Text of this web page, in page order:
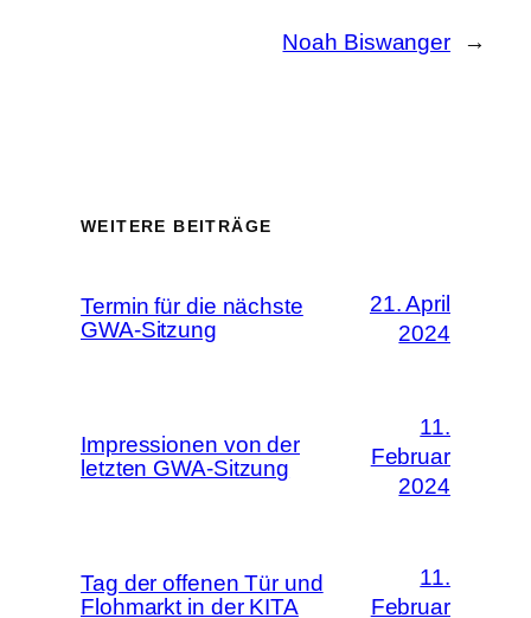
Noah Biswanger →
WEITERE BEITRÄGE
Termin für die nächste
GWA-Sitzung
21. April
2024
Impressionen von der
letzten GWA-Sitzung
11.
Februar
2024
Tag der offenen Tür und
Flohmarkt in der KITA
11.
Februar